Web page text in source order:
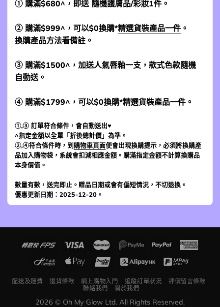
① 購滿$680^，即送 隨機護膚品/彩妝1件。
② 購滿$999^，可以$0換購*精選貨裝產品一件 。
換購產品方法看備註。
③ 購滿$1500^，加送人氣唇釉一支，款式色款隨機
自動送。
④ 購滿$1799^，可以$0換購*精選貨裝產品一件。
①,③ 訂單符合條件，會自動送出♥
^指定金額以全單「折後總計價」為準。
②,④符合條件時，到 購物車頁面便會出現換購提示，必須將換購產
品加入購物袋，系統會扣減相應金額。購滿指定金額不計算換購品
本身價值。
數量有數，送完即止。贈品日期或會有偏短情況，不切退換。
優惠更新日期：2025-12-20。
配送及運費 退貨條款 網上購物入門 追蹤訂單狀況
評價留言條款
聯絡我們
關於我們
2026 © Oh My Glow Ltd. All Rights Reserved.